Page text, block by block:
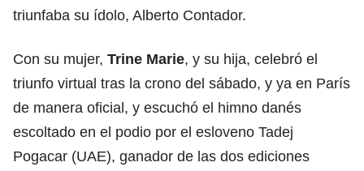
triunfaba su ídolo, Alberto Contador.
Con su mujer, Trine Marie, y su hija, celebró el
triunfo virtual tras la crono del sábado, y ya en París
de manera oficial, y escuchó el himno danés
escoltado en el podio por el esloveno Tadej
Pogacar (UAE), ganador de las dos ediciones